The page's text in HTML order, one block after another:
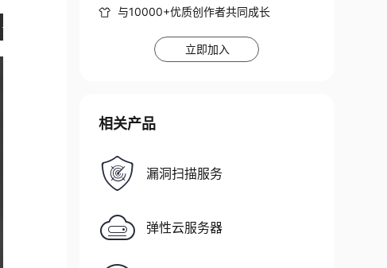
-
与10000+优质创作者共同成长
立即加入
相关产品
漏洞扫描服务
弹性云服务器